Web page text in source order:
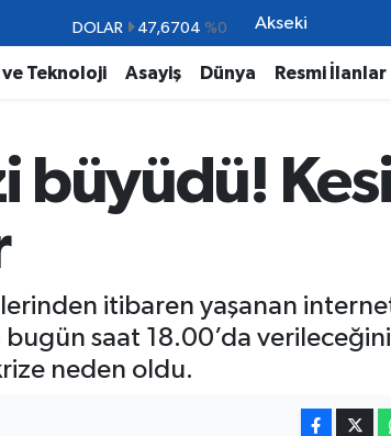
DOLAR 47,6704 %0
EURO 55,0406 %-0.08
BİST100 13.799 %70
Akseki
ve Teknoloji Asayiş Dünya Resmi İlanlar
büyüdü!
itibaren yaşanan
saat 18.00’da
neden oldu.